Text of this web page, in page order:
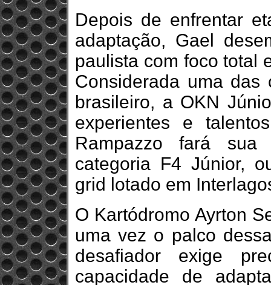
Depois de enfrentar
adaptação, Gael
paulista com foco total
Considerada uma das
brasileiro, a OKN
experientes e
Rampazzo fará
categoria F4 Júnior,
grid lotado em
O Kartódromo Ayrton
uma vez o palco
desafiador exige
capacidade de